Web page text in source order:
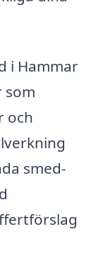
i Hammar
som
och
smed-